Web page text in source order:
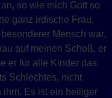
so wie mich Gott so
ganz irdische Frau,
Mensch war,
auf meinen Schoß, er
er für alle Kinder das
Schlechtes, nicht
ihm. Es ist ein heiliger